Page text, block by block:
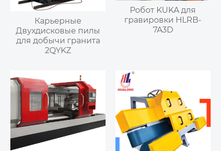
Карьерные
Двухдисковые пилы
для добычи гранита
2QYKZ
Робот KUKA для
гравировки HLRB-
7A3D